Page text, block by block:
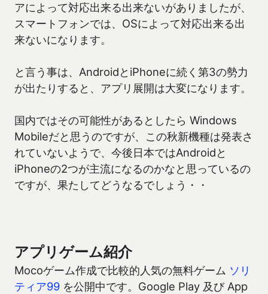
アによって対応出来る出来ないがありましたが、
スマートフォンでは、OSによって対応出来る出
来ないになります。
と言う事は、AndroidとiPhoneに続く第3の勢力
が出たりすると、アプリ展開は大変になります。
国内ではその可能性があるとしたら Windows
Mobileだと思うのですが、この秋新機種は発表さ
れていないようで、今後日本ではAndroidと
iPhoneの2つが主流になるのかなと思っているの
ですが、果たしてどうなるでしょう・・
アプリゲーム紹介
Mocoゲーム作成で比較的人気の無料ゲーム ソリ
ティア99 を公開中です。Google Play 及び App